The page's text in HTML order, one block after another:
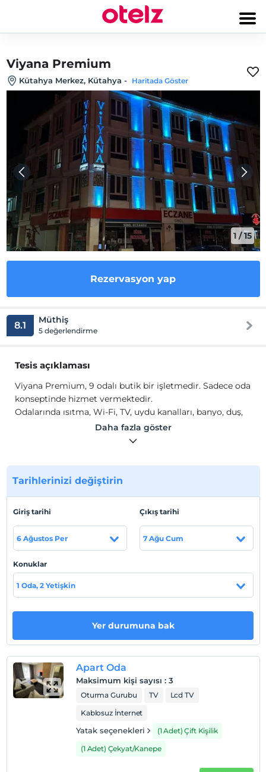
Viyana Premium
Kütahya Merkez, Kütahya - Haritada Göster
1 /15
Rezervasyon yap
8.1 Müthiş
5 değerlendirme
Tesis açıklaması
Viyana Premium, 9 odalı butik bir işletmedir. Sadece oda
konseptinde hizmet vermektedir.
Odalarında ısıtma, Wi-Fi, TV, uydu kanalları, banyo, duş,
saç kurutma makinesi, mutfak ve mutfak gereçleri gibi
Kütahya Merkez'de konumlanmaktadır. Otogara 5 km
Haritada Göster
Otel koşulları
Check/in
En erken saat 12:00 ve sonrası
En geç saat 11:00 ve öncesi
Evcil Hayvan
Evcil hayvan kabul edilmemektedir.
Sigara
Odalarda sigara içilmez
Her bir oda için 7 yaşına kadar 1 çocuk ücretsizdir
Daha fazla göster
Tarihlerinizi değiştirin
Giriş tarihi
6 Ağustos Per
Çıkış tarihi
7 Ağu Cum
Konuklar
1 Oda, 2 Yetişkin
Yer durumuna bak
Apart Oda
Maksimum kişi sayısı : 3
Oturma Gurubu TV
Lcd TV
Kablosuz İnternet
Yatak seçenekleri
(1 Adet) Çift Kişilik
(1 Adet) Çekyat/Kanepe